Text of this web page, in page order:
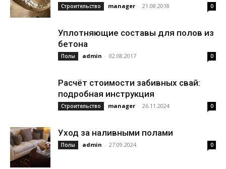
Строительство manager - 21.08.2018 0
Уплотняющие составы для полов из
бетона
Полы admin - 02.08.2017 0
Расчёт стоимости забивных свай:
подробная инструкция
Строительство manager - 26.11.2024 0
Уход за наливными полами
Полы admin - 27.09.2024 0